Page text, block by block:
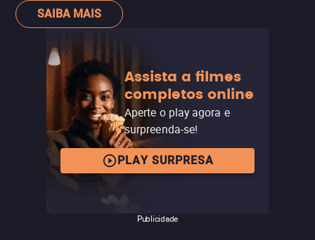
sadismo de Jigsaw, um serial killer que cria jogos quase
que impossíveis para que suas vítimas tentem
e que deve revirar os estômagos mais fracos. No entanto,
ainda assim, é um entretenimento diferente e divertido. É
preciso apenas olhar com outros olhos.Assista a saga
completa
SAIBA MAIS
Assista a filmes
completos online
Aperte o play agora e
surpreenda-se!
PLAY SURPRESA
Publicidade